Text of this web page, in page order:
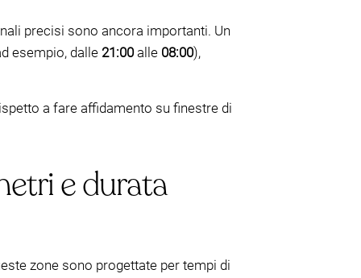
precisi sono ancora importanti. Un
esempio, dalle 21:00alle 08:00),
a fare affidamento su finestre di
e durata
zone sono progettate per tempi di